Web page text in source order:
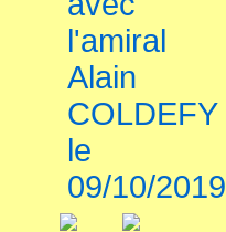
l'amiral
Alain
COLDEFY
le
09/10/2019